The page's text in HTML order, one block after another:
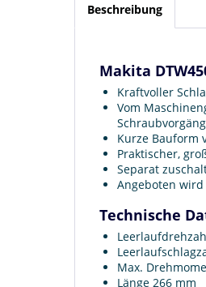
Beschreibung
Makita
Kraftvoller
Vom
Kurze Bauform
Praktischer,
Separat
Angeboten
Technische
Max.
Länge 266 mm